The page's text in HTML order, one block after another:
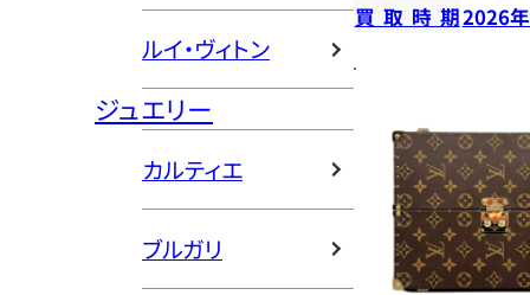
ルイ・ヴィトン
ジュエリー
カルティエ
ブルガリ
買取時期2026